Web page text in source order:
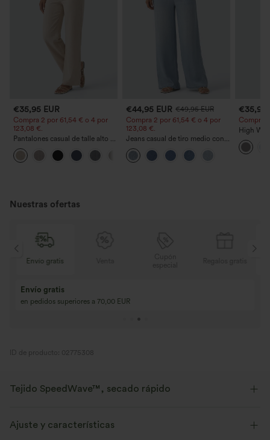
€35,95 EUR
Compra 2 por 61,54 € o 4 por
123,08 €.
Pantalones casual de talle alto y
pierna recta con tacto de lino y
bolsillos
€44,95 EUR €49,95 EUR
Compra 2 por 61,54 € o 4 por
123,08 €.
Jeans casual de tiro medio con
cordón y bolsillos
€35,95
Compra
High
Straight
Nuestras ofertas
Venta
Compra 3 y llévate 1 gratis
Compra 4 por 3, compra 8 por 6
ID de producto: 02775308
Tejido SpeedWave™, secado rápido
entrenamientos más intensos.
Ajuste y características